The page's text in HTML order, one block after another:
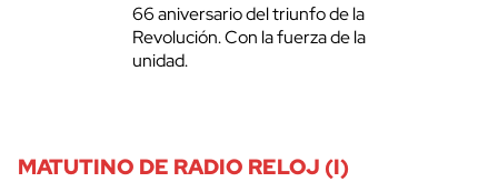
66 aniversario del triunfo de la
Revolución. Con la fuerza de la
unidad.
MATUTINO DE RADIO RELOJ (I)